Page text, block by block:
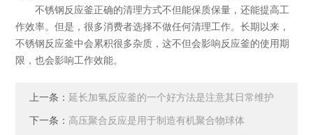
不锈钢反应釜正确的清理方式不但能保质保量，还能提高工
作效率。但是，很多消费者选择不做任何清理工作。长期以来，
不锈钢反应釜中会累积很多杂质，这不但会影响反应釜的使用期
限，也会影响工作效能。
上一条：延长加氢反应釜的一个好方法是注意其日常维护
下一条： 高压聚合反应是用于制造有机聚合物球体